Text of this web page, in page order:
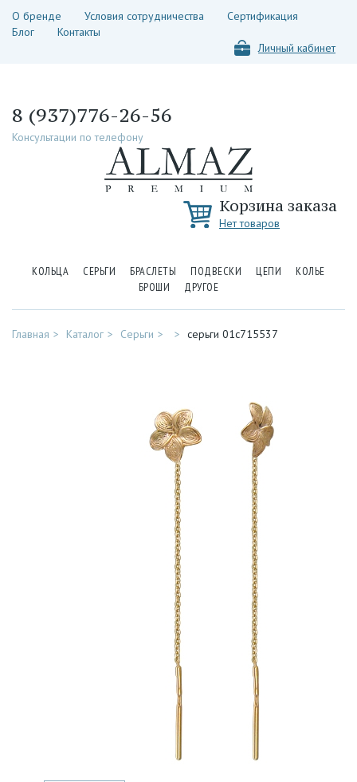
О бренде Условия сотрудничества
Сертификация
Блог
Контакты
Личный кабинет
8 (937)776-26-56
Консультации по телефону
Корзина заказа
Нет товаров
КОЛЬЦА СЕРЬГИ БРАСЛЕТЫ ПОДВЕСКИ ЦЕПИ
КОЛЬЕ
БРОШИ
ДРУГОЕ
Главная Каталог Серьги серьги 01с715537